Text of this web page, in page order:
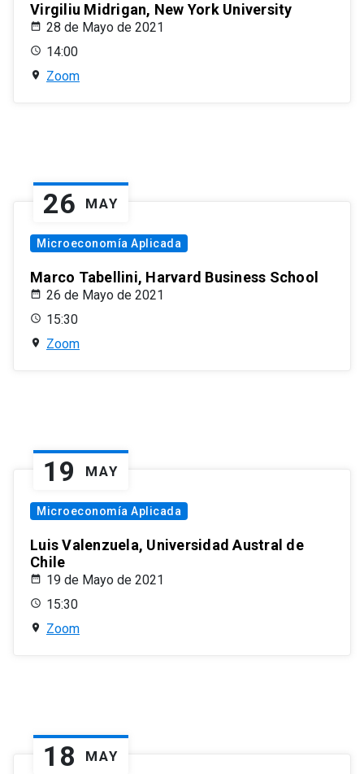
Virgiliu Midrigan, New York University
28 de Mayo de 2021
14:00
Zoom
26 MAY
Microeconomía Aplicada
Marco Tabellini, Harvard Business School
26 de Mayo de 2021
15:30
Zoom
19 MAY
Microeconomía Aplicada
Luis Valenzuela, Universidad Austral de
Chile
19 de Mayo de 2021
15:30
Zoom
18 MAY